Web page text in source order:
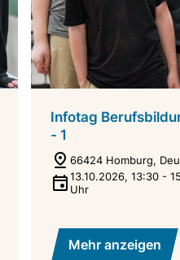
Infotag
- 1
66424 Homburg,
13.10.2026, 13:30 -
Uhr
Mehr anzeigen